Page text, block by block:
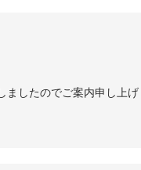
ましたのでご案内申し上げ